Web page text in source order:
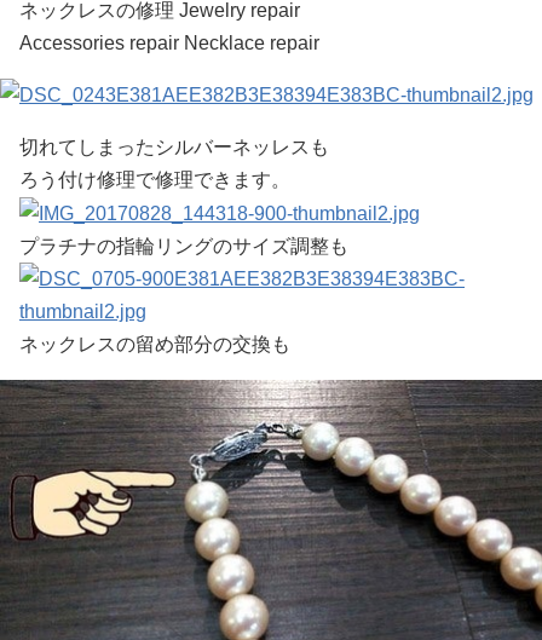
ネックレスの修理 Jewelry repair
Accessories repair Necklace repair
切れてしまったシルバーネッレスも
ろう付け修理で修理できます。
プラチナの指輪リングのサイズ調整も
ネックレスの留め部分の交換も